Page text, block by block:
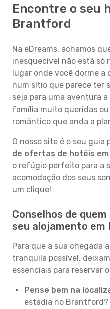
Encontre o seu
Brantford
Na eDreams, achamos
inesquecível não está só
lugar onde você dorme a
num sítio que parece ter
seja para uma aventura
família muito queridas
romântico que anda a
O nosso site é o seu guia
de ofertas de hotéis
o refúgio perfeito para a
acomodação dos seus
um clique!
Conselhos de
seu alojamento
Para que a sua chegada
tranquila possível,
essenciais para reservar
Pense bem na
estadia no Brantford?